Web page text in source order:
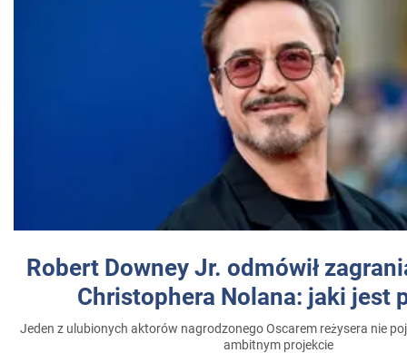
Robert Downey Jr. odmówił
Christophera Nolana: jaki jest
Jeden z ulubionych aktorów nagrodzonego Oscarem reżysera nie
ambitnym projekcie